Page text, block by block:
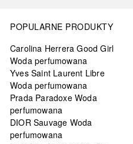
POPULARNE PRODUKTY
Carolina Herrera Good Girl
Woda perfumowana
Yves Saint Laurent Libre
Woda perfumowana
Prada Paradoxe Woda
perfumowana
DIOR Sauvage Woda
perfumowana